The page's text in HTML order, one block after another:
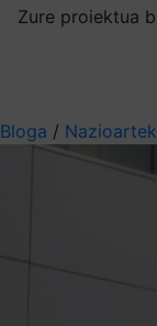
Zure proiektua
Bloga /